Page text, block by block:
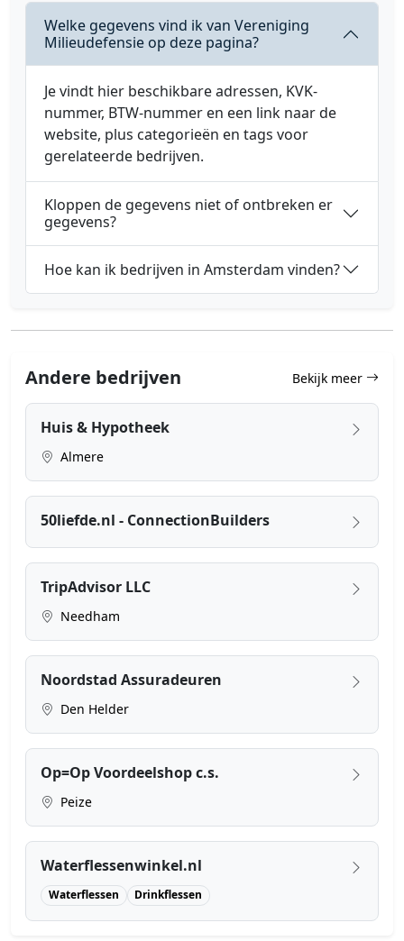
Welke gegevens vind ik van Vereniging
Milieudefensie op deze pagina?
Je vindt hier beschikbare adressen, KVK-
nummer, BTW-nummer en een link naar de
website, plus categorieën en tags voor
gerelateerde bedrijven.
Kloppen de gegevens niet of ontbreken er
gegevens?
Hoe kan ik bedrijven in Amsterdam vinden?
Andere bedrijven Bekijk meer
Huis & Hypotheek
Almere
50liefde.nl - ConnectionBuilders
TripAdvisor LLC
Needham
Noordstad Assuradeuren
Den Helder
Op=Op Voordeelshop c.s.
Peize
Waterflessenwinkel.nl
Waterflessen Drinkflessen